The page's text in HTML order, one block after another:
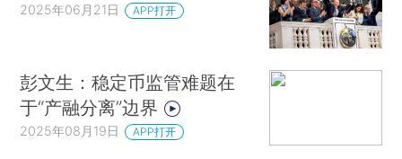
2025年06月21日 APP打开
彭文生：稳定币监管难题在
于“产融分离”边界
2025年08月19日 APP打开